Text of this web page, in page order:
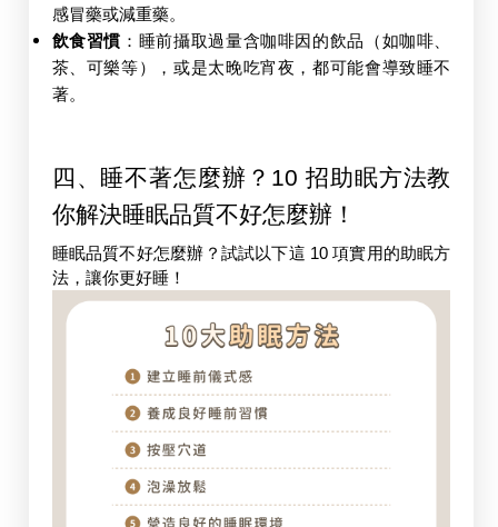
感冒藥或減重藥。
飲食習慣 ：睡前攝取過量含咖啡因的飲品（如咖啡、
茶、可樂等），或是太晚吃宵夜，都可能會導致睡不
著。
四、 睡不著怎麼辦？10 招助眠方法教
你解決睡眠品質不好怎麼辦！
睡眠品質不好怎麼辦 ？試試以下這 10 項實用的助眠方
法，讓你更好睡！